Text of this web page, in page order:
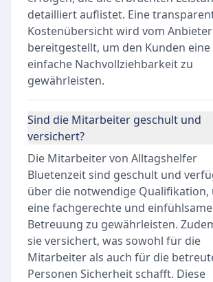
detailliert auflistet. Eine
Kostenübersicht wird vom Anbieter
bereitgestellt, um den Kunden eine
einfache Nachvollziehbarkeit zu
gewährleisten.
Sind die Mitarbeiter geschult und
versichert?
Die Mitarbeiter von Alltagshelfer
Bluetenzeit sind geschult und
über die notwendige Qualifikation,
eine fachgerechte und einfühlsame
Betreuung zu gewährleisten.
sie versichert, was sowohl für die
Mitarbeiter als auch für die
Personen Sicherheit schafft. Diese